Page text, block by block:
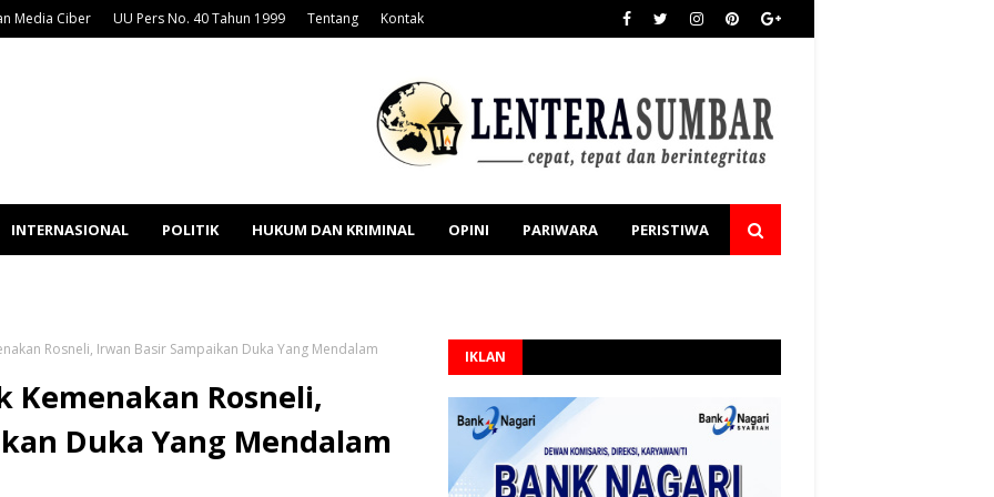
Media Ciber UU Pers No. 40 Tahun 1999 Tentang Kontak
INTERNASIONAL POLITIK HUKUM DAN KRIMINAL OPINI PARIWARA PERISTIWA
Rosneli, Irwan Basir Sampaikan Duka Yang Mendalam
Kemenakan Rosneli,
Duka Yang Mendalam
IKLAN